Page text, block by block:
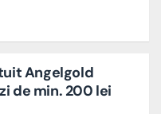
Angelgold
de min. 200 lei